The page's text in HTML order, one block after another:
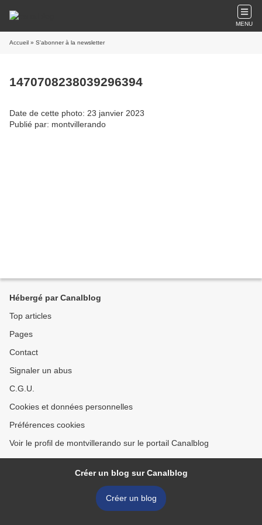
MENU
Accueil » S'abonner à la newsletter
1470708238039296394
Date de cette photo: 23 janvier 2023
Publié par: montvillerando
Hébergé par Canalblog
Top articles
Pages
Contact
Signaler un abus
C.G.U.
Cookies et données personnelles
Préférences cookies
Voir le profil de montvillerando sur le portail Canalblog
Créer un blog sur Canalblog
Créer un blog